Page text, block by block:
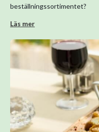
beställningssortimentet?
Läs mer